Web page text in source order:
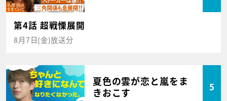
第4話 超戦慄展開
8月7日(金)放送分
夏色の雲が恋と嵐をま
きおこす
5